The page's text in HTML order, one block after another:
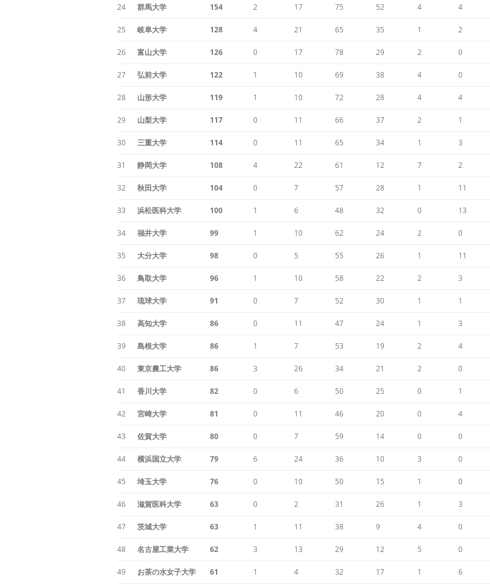
24 群馬大学 154 2 17 75 52 4 4
25 岐阜大学 128 4 21 65 35 1 2
26 富山大学 126 0 17 78 29 2 0
27 弘前大学 122 1 10 69 38 4 0
28 山形大学 119 1 10 72 28 4 4
29 山梨大学 117 0 11 66 37 2 1
30 三重大学 114 0 11 65 34 1 3
31 静岡大学 108 4 22 61 12 7 2
32 秋田大学 104 0 7 57 28 1 11
33 浜松医科大学 100 1 6 48 32 0 13
34 福井大学 99 1 10 62 24 2 0
35 大分大学 98 0 5 55 26 1 11
36 鳥取大学 96 1 10 58 22 2 3
37 琉球大学 91 0 7 52 30 1 1
38 高知大学 86 0 11 47 24 1 3
39 島根大学 86 1 7 53 19 2 4
40 東京農工大学 86 3 26 34 21 2 0
41 香川大学 82 0 6 50 25 0 1
42 宮崎大学 81 0 11 46 20 0 4
43 佐賀大学 80 0 7 59 14 0 0
44 横浜国立大学 79 6 24 36 10 3 0
45 埼玉大学 76 0 10 50 15 1 0
46 滋賀医科大学 63 0 2 31 26 1 3
47 茨城大学 63 1 11 38 9 4 0
48 名古屋工業大学 62 3 13 29 12 5 0
49 お茶の水女子大学 61 1 4 32 17 1 6